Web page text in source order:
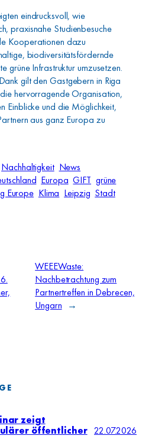
eindrucksvoll, wie
praxisnahe Studienbesuche
Kooperationen dazu
biodiversitätsfördernde
grüne Infrastruktur umzusetzen.
gilt den Gastgebern in Riga
hervorragende Organisation,
Einblicke und die Möglichkeit,
aus ganz Europa zu
Nachhaltigkeit News
Europa GIFT grüne
Europe Klima Leipzig Stadt
WEEEWaste:
Nachbetrachtung zum
Partnertreffen in Debrecen,
Ungarn
→
zeigt
öffentlicher 22.07.2026